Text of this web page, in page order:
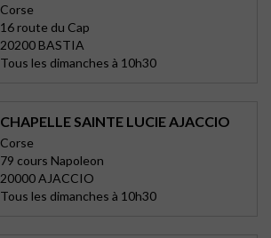
Corse
16 route du Cap
20200 BASTIA
Tous les dimanches à 10h30
CHAPELLE SAINTE LUCIE AJACCIO
Corse
79 cours Napoleon
20000 AJACCIO
Tous les dimanches à 10h30